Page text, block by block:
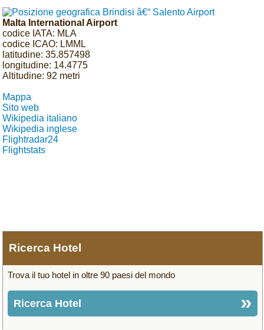
Malta International Airport
codice IATA: MLA
codice ICAO: LMML
latitudine: 35.857498
longitudine: 14.4775
Altitudine: 92 metri
Mappa
Sito web
Wikipedia italiano
Wikipedia inglese
Flightradar24
Flightstats
Ricerca Hotel
Trova il tuo hotel in oltre 90 paesi del mondo
Ricerca Hotel